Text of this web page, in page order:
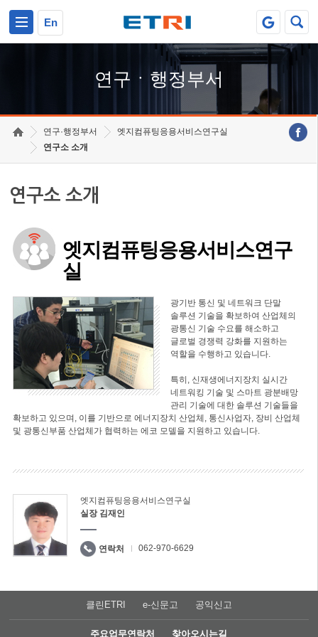
En
연구ㆍ행정부서
연구·행정부서
엣지컴퓨팅응용서비스연구실
연구소 소개
연구소 소개
엣지컴퓨팅응용서비스연구
실
광기반 통신 및 네트워크 단말
솔루션 기술을 확보하여 산업체의
광통신 기술 수요를 해소하고
글로벌 경쟁력 강화를 지원하는
역할을 수행하고 있습니다.
특히, 신재생에너지장치 실시간
네트워킹 기술 및 스마트 광분배망
관리 기술에 대한 솔루션 기술들을
확보하고 있으며, 이를 기반으로 에너지장치 산업체, 통신사업자, 장비 산업체
및 광통신부품 산업체가 협력하는 에코 모델을 지원하고 있습니다.
엣지컴퓨팅응용서비스연구실
실장 김재인
연락처 062-970-6629
클린ETRI e-신문고 공익신고
주요업무연락처 찾아오시는길